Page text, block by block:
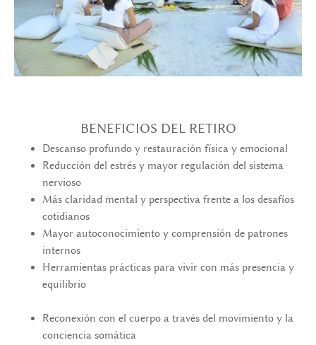
BENEFICIOS DEL RETIRO
Descanso profundo y restauración física y emocional
Reducción del estrés y mayor regulación del sistema
nervioso
Más claridad mental y perspectiva frente a los desafíos
cotidianos
Mayor autoconocimiento y comprensión de patrones
internos
Herramientas prácticas para vivir con más presencia y
equilibrio
Reconexión con el cuerpo a través del movimiento y la
conciencia somática